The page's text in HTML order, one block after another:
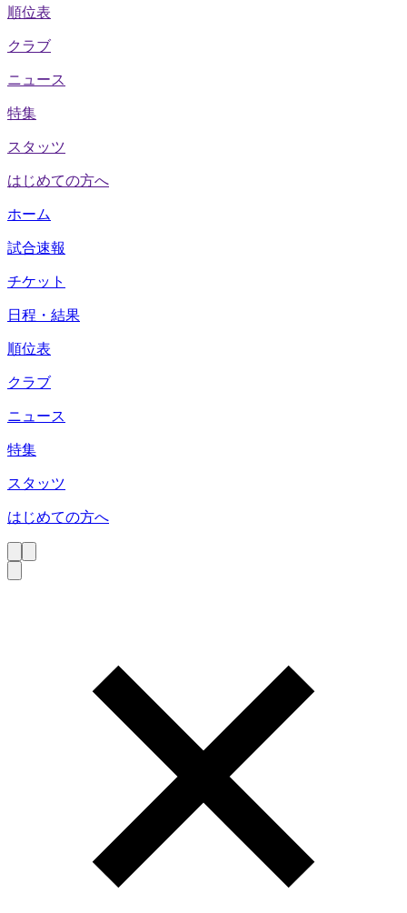
順位表
クラブ
ニュース
特集
スタッツ
はじめての方へ
ホーム
試合速報
チケット
日程・結果
順位表
クラブ
ニュース
特集
スタッツ
はじめての方へ